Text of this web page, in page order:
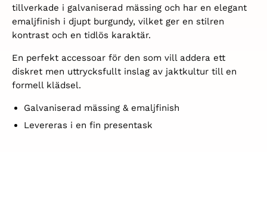
tillverkade i galvaniserad mässing och har en elegant
emaljfinish i djupt burgundy, vilket ger en stilren
kontrast och en tidlös karaktär.
En perfekt accessoar för den som vill addera ett
diskret men uttrycksfullt inslag av jaktkultur till en
formell klädsel.
Galvaniserad mässing & emaljfinish
Levereras i en fin presentask